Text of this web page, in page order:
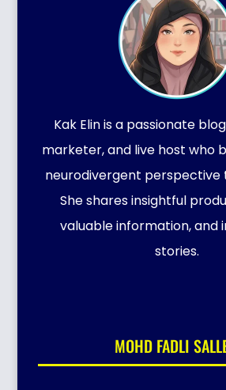
Kak Elin is a passionate
marketer, and live host who
neurodivergent perspective
She shares insightful
valuable information, and
stories.
MOHD FADLI